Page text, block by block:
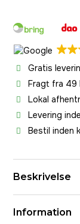
Gratis
Fragt fra 49
Lokal
Levering
Bestil inden
Beskrivelse
Information